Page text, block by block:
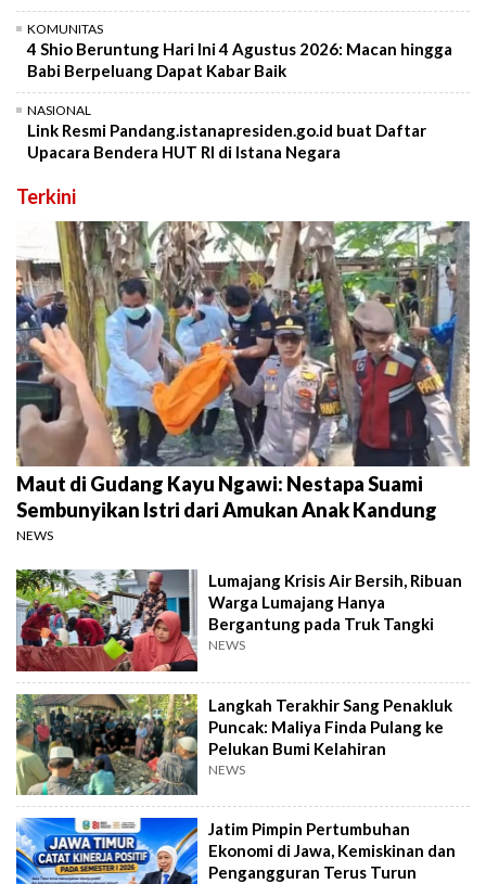
KOMUNITAS
4 Shio Beruntung Hari Ini 4 Agustus 2026: Macan hingga
Babi Berpeluang Dapat Kabar Baik
NASIONAL
Link Resmi Pandang.istanapresiden.go.id buat Daftar
Upacara Bendera HUT RI di Istana Negara
Terkini
Maut di Gudang Kayu Ngawi: Nestapa Suami
Sembunyikan Istri dari Amukan Anak Kandung
NEWS
Lumajang Krisis Air Bersih, Ribuan
Warga Lumajang Hanya
Bergantung pada Truk Tangki
NEWS
Langkah Terakhir Sang Penakluk
Puncak: Maliya Finda Pulang ke
Pelukan Bumi Kelahiran
NEWS
Jatim Pimpin Pertumbuhan
Ekonomi di Jawa, Kemiskinan dan
Pengangguran Terus Turun